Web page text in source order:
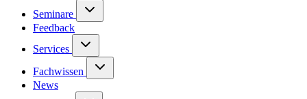
Seminare
Feedback
Services
Fachwissen
News